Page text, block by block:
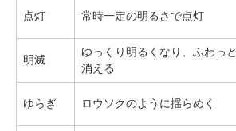
点灯 常時一定の明るさで点灯
明滅
ゆっくり明るくなり、ふわっと
消える
ゆらぎ ロウソクのように揺らめく